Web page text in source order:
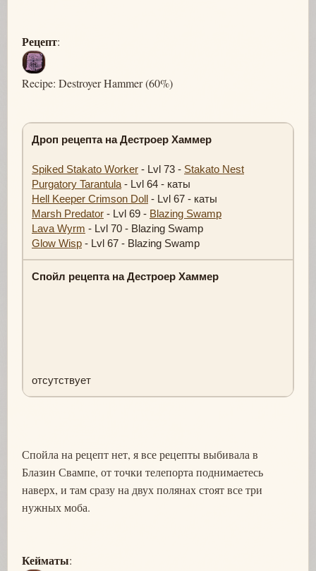
Рецепт:
Recipe: Destroyer Hammer (60%)
Дроп рецепта на Дестроер Хаммер
Spiked Stakato Worker - Lvl 73 - Stakato Nest
Purgatory Tarantula - Lvl 64 - каты
Hell Keeper Crimson Doll - Lvl 67 - каты
Marsh Predator - Lvl 69 - Blazing Swamp
Lava Wyrm - Lvl 70 - Blazing Swamp
Glow Wisp - Lvl 67 - Blazing Swamp
Спойл рецепта на Дестроер Хаммер
отсутствует
Спойла на рецепт нет, я все рецепты выбивала в
Блазин Свампе, от точки телепорта поднимаетесь
наверх, и там сразу на двух полянах стоят все три
нужных моба.
Кейматы: